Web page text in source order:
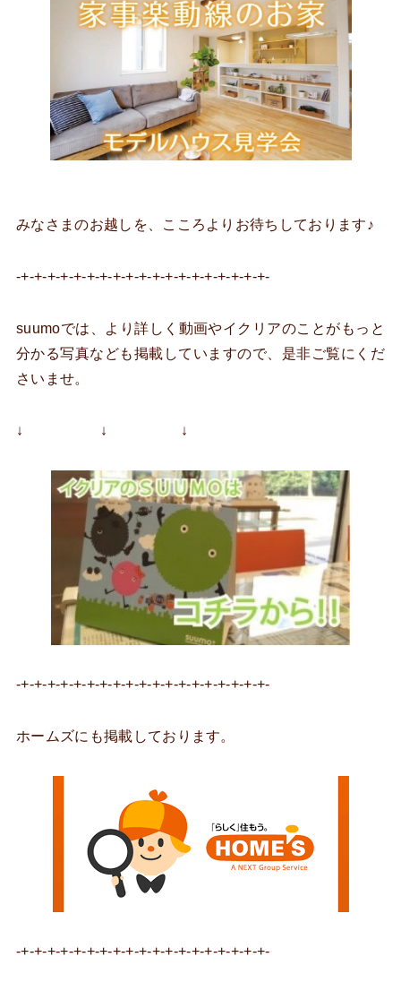
みなさまのお越しを、こころよりお待ちしております♪
-+-+-+-+-+-+-+-+-+-+-+-+-+-+-+-+-+-+-+-
suumoでは、より詳しく動画やイクリアのことがもっと
分かる写真なども掲載していますので、是非ご覧にくだ
さいませ。
↓ ↓ ↓
-+-+-+-+-+-+-+-+-+-+-+-+-+-+-+-+-+-+-+-
ホームズにも掲載しております。
-+-+-+-+-+-+-+-+-+-+-+-+-+-+-+-+-+-+-+-